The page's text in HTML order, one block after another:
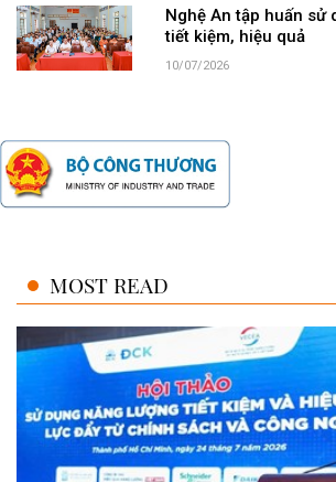
Nghệ An tập huấn sử
tiết kiệm, hiệu quả
10/07/2026
MOST READ